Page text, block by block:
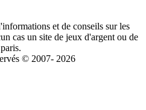
et de conseils sur les
cas un site de jeux d'argent ou de
paris.
© 2007- 2026